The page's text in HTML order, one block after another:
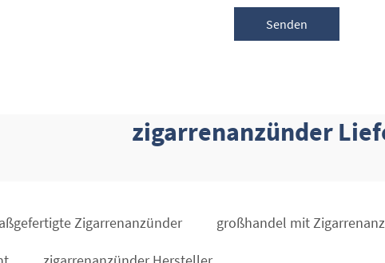
Senden
zigarrenanzünder
Zigarrenanzünder großhandel mit